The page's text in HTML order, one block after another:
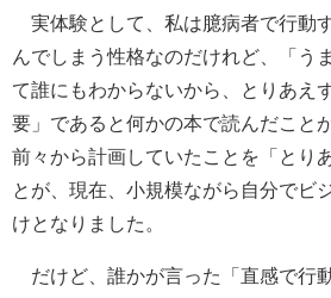
実体験として、私は臆病者で行動
んでしまう性格なのだけれど、「う
て誰にもわからないから、とりあえ
要」であると何かの本で読んだこと
前々から計画していたことを「とり
とが、現在、小規模ながら自分でビ
けとなりました。
だけど、誰かが言った「直感で行